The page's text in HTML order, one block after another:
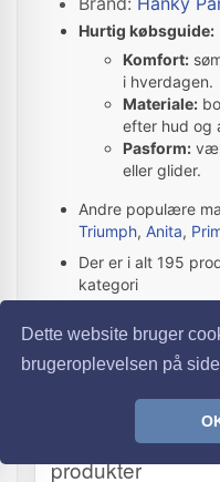
Dette website bruger
brugeroplevelsen på
Hurtig købsguide:
Komfort:
i hverdagen.
Materiale:
efter hud og
Pasform:
eller glider.
Andre populære
Triumph, Anita,
Der er i alt 195
kategori
Priser opdateres hver
& priser·Annonce/
fejl
Sådan finder og
produkter